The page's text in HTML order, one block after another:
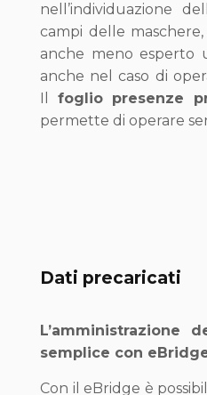
nell’individuazione
campi delle
anche meno esperto
anche nel caso di
Il foglio presenze
permette di operare
Dati precaricati
L’amministrazione
semplice con
Con il eBridge è